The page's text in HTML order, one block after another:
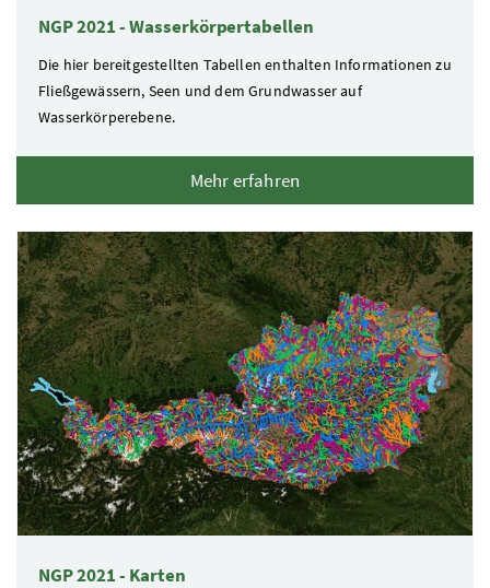
NGP 2021 - Wasserkörpertabellen
Die hier bereitgestellten Tabellen enthalten Informationen zu
Fließgewässern, Seen und dem Grundwasser auf
Wasserkörperebene.
Mehr erfahren
NGP 2021 - Karten